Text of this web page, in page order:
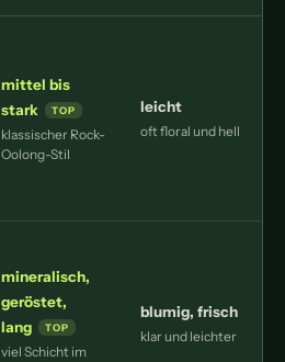
mittel bis
stark
klassischer Rock-
Oolong-Stil
leicht
oft floral und hell
mineralisch,
geröstet,
lang
viel Schicht im
blumig, frisch
klar und leichter